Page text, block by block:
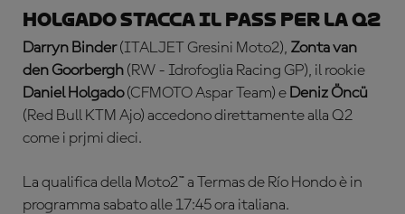
Holgado stacca il pass per la Q2
Darryn Binder(ITALJET Gresini Moto2), Zonta van
den Goorbergh (RW - Idrofoglia Racing GP), il rookie
Daniel Holgado(CFMOTO Aspar Team) e Deniz Öncü
(Red Bull KTM Ajo) accedono direttamente alla Q2
come i prjmi dieci.
La qualifica della Moto2™ a Termas de Río Hondo è in
programma sabato alle 17:45 ora italiana.